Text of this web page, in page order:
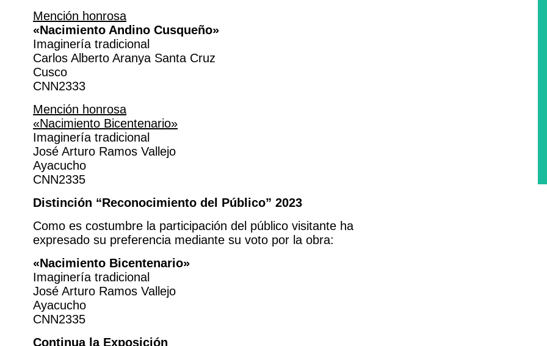
Mención honrosa
«Nacimiento Andino Cusqueño»
Imaginería tradicional
Carlos Alberto Aranya Santa Cruz
Cusco
CNN2333
Mención honrosa
«Nacimiento Bicentenario»
Imaginería tradicional
José Arturo Ramos Vallejo
Ayacucho
CNN2335
Distinción “Reconocimiento del Público” 2023
Como es costumbre la participación del público visitante ha
expresado su preferencia mediante su voto por la obra:
«Nacimiento Bicentenario»
Imaginería tradicional
José Arturo Ramos Vallejo
Ayacucho
CNN2335
Continua la Exposición